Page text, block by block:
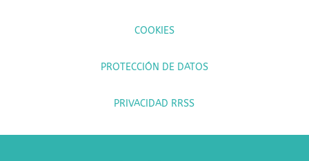
COOKIES
PROTECCIÓN DE DATOS
PRIVACIDAD RRSS